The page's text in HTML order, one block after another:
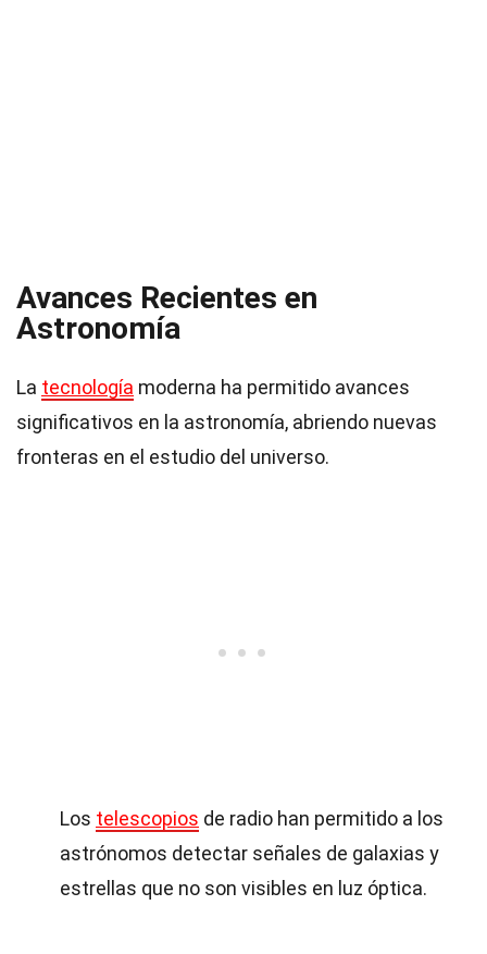
Avances Recientes en
Astronomía
La tecnología moderna ha permitido avances
significativos en la astronomía, abriendo nuevas
fronteras en el estudio del universo.
Los telescopios de radio han permitido a los
astrónomos detectar señales de galaxias y
estrellas que no son visibles en luz óptica.